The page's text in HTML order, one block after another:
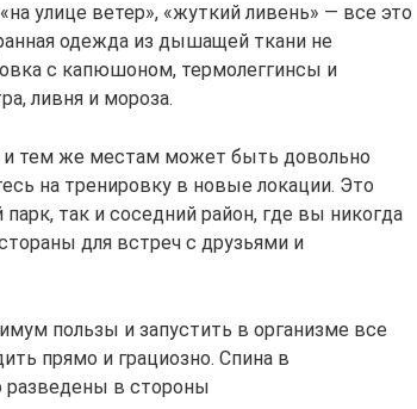
улице ветер», «жуткий ливень» — все это
одежда из дышащей ткани не
с капюшоном, термолеггинсы и
ливня и мороза.
и тем же местам может быть довольно
на тренировку в новые локации. Это
так и соседний район, где вы никогда
для встреч с друзьями и
пользы и запустить в организме все
прямо и грациозно. Спина в
разведены в стороны